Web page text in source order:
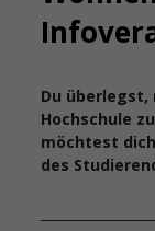
Du überlegst,
Hochschule
möchtest
des